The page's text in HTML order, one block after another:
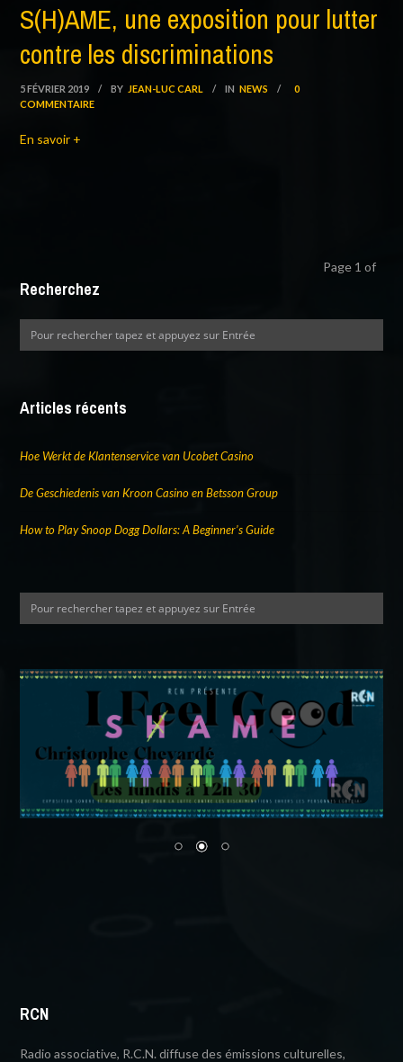
S(H)AME, une exposition pour lutter
contre les discriminations
5 FÉVRIER 2019 / BY JEAN-LUC CARL / IN NEWS /
0
COMMENTAIRE
En savoir +
Page 1 of
Recherchez
Articles récents
Hoe Werkt de Klantenservice van Ucobet Casino
De Geschiedenis van Kroon Casino en Betsson Group
How to Play Snoop Dogg Dollars: A Beginner’s Guide
RCN
Radio associative, R.C.N. diffuse des émissions culturelles,